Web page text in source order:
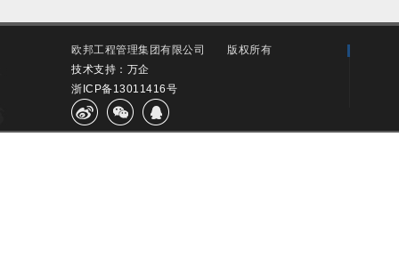
欧邦工程管理集团有限公司
版权所有
技术支持：万企
浙ICP备13011416号